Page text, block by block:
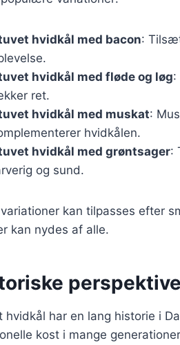
hvidkål med bacon:
hvidkål med fløde og løg:
ret.
hvidkål med muskat:
hvidkålen.
hvidkål med grøntsager:
og sund.
kan tilpasses efter
kan nydes af alle.
hvidkål har en lang historie i
kost i mange